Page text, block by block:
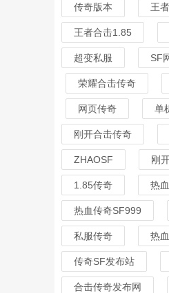
传奇版本 王
王者合击1.85
超变私服 SF
荣耀合击传奇
网页传奇 单
刚开合击传奇
ZHAOSF 刚
1.85传奇 热
热血传奇SF999
私服传奇 热
传奇SF发布站
合击传奇发布网